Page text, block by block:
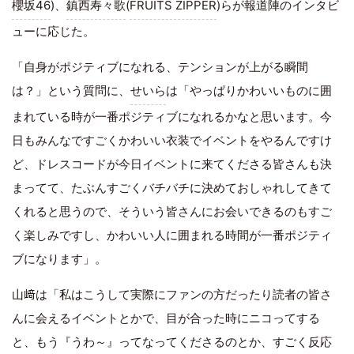
櫻坂46)、 鎮西寿々歌(FRUITS ZIPPER)らが報道陣のインタビ
ューに応じた。
「自身がポジティブになれる、テンションが上がる瞬間
は？」という質問に、 せいらは「やっぱりかわいいものに囲
まれている時が一番ポジティブになれるかなと思います。今
日もみんなですごくかわいい衣装でイベントをやるんですけ
ど、ドレスコードが今日イベントに来てくださる皆さんも決
まってて、たぶんすごくバチバチに決めておしゃれしてきて
くれると思うので、そういう皆さんにお会いできるのもすご
く楽しみですし、かわいい人に囲まれる時間が一番ポジティ
ブになります」。
山﨑は「私はこうして実際にファンの方だったり読者の皆さ
んに会えるイベントとかで、目が合った時にニコってする
と、もう『うわ～』ってなってくださるのとか、すごく反応